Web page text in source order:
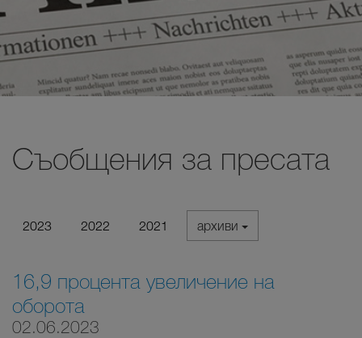
Съобщения за пресата
2023 2022 2021 архиви
16,9 процента увеличение на
оборота
02.06.2023